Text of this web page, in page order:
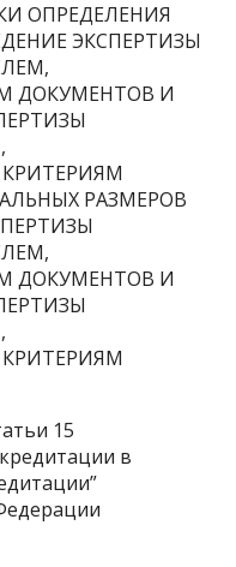
ОПРЕДЕЛЕНИЯ
ЭКСПЕРТИЗЫ
ДОКУМЕНТОВ И
РАЗМЕРОВ
ДОКУМЕНТОВ И
15
в